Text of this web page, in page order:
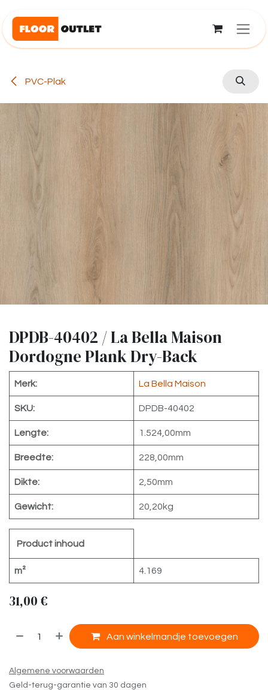
PVC-Plak
DPDB-40402 / La Bella Maison
Dordogne Plank Dry-Back
Merk: La Bella Maison
SKU: DPDB-40402
Lengte: 1.524,00mm
Breedte: 228,00mm
Dikte: 2,50mm
Gewicht: 20,20kg
Product inhoud
m² 4.169
31,00 €
Aan winkelmandje toevoegen
Algemene voorwaarden
Geld-terug-garantie van 30 dagen